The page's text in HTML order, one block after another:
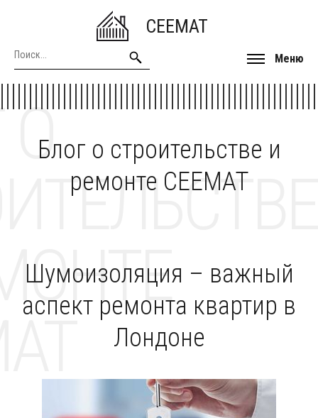
CEEMAT
Меню
Блог о строительстве и
ремонте CEEMAT
О
Шумоизоляция – важный
аспект ремонта квартир в
Лондоне